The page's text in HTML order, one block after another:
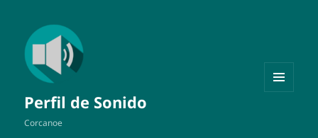
Perfil de Sonido
Corcanoe